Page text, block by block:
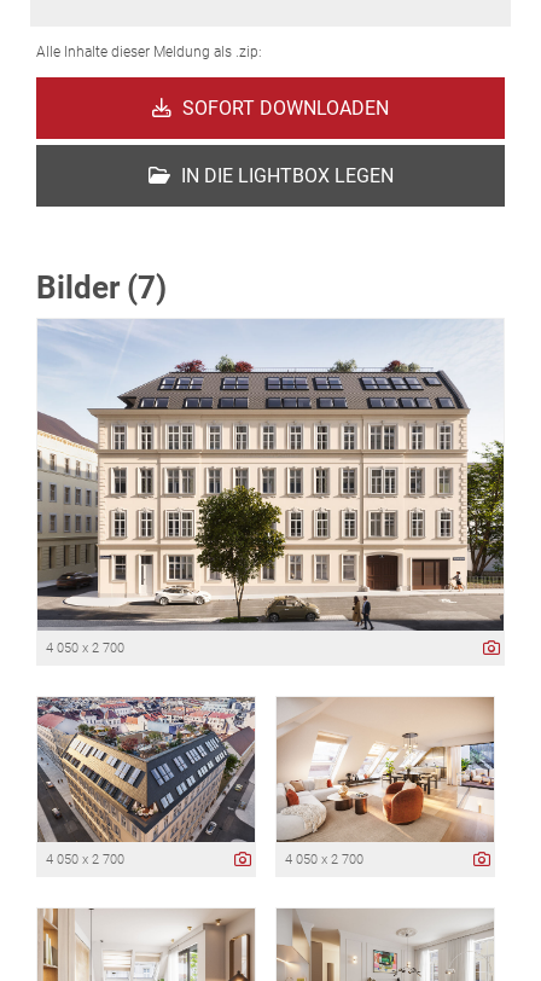
Alle Inhalte dieser Meldung als .zip:
SOFORT DOWNLOADEN
IN DIE LIGHTBOX LEGEN
Bilder (7)
4 050 x 2 700
4 050 x 2 700 4 050 x 2 700